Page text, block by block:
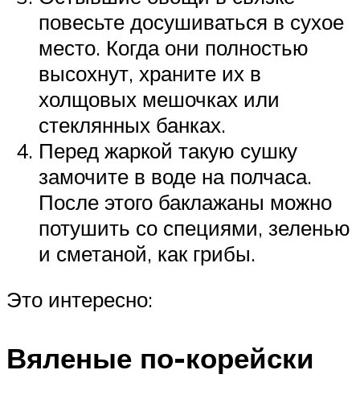
повесьте досушиваться в сухое
место. Когда они полностью
высохнут, храните их в
холщовых мешочках или
стеклянных банках.
Перед жаркой такую сушку
замочите в воде на полчаса.
После этого баклажаны можно
потушить со специями, зеленью
и сметаной, как грибы.
Это интересно:
Вяленые по-корейски